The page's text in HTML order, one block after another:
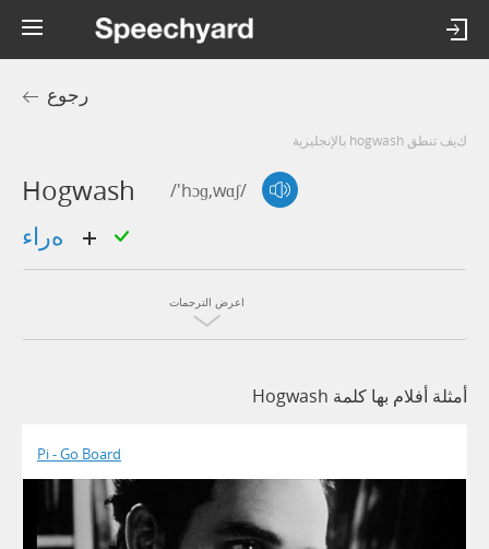
رجوع
كيف تنطق hogwash بالإنجليزية
Hogwash /'hɔɡ,wɑʃ/
اعرض الترجمات
أمثلة أفلام بها كلمة Hogwash
Pi - Go Board